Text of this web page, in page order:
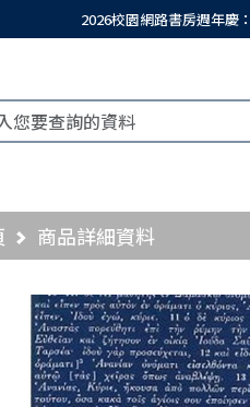
2026校園網路書房週年慶
商品詳細資料